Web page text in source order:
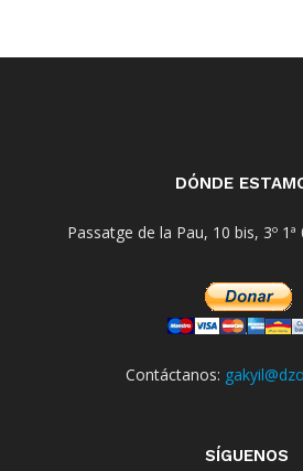
DÓNDE
Passatge de la Pau, 10 bis, 3º
Contáctanos:
SÍGUENOS